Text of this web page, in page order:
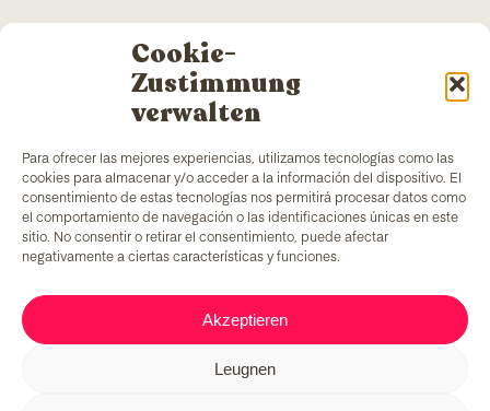
Cookie-
Zustimmung
verwalten
Para ofrecer las mejores experiencias, utilizamos tecnologías como las
cookies para almacenar y/o acceder a la información del dispositivo. El
consentimiento de estas tecnologías nos permitirá procesar datos como
el comportamiento de navegación o las identificaciones únicas en este
sitio. No consentir o retirar el consentimiento, puede afectar
negativamente a ciertas características y funciones.
Akzeptieren
Leugnen
TColorsverfügt über eine Farbenfabrik in
Barcelona und ein eigenes Labor zur Herstellung
von wasserbasierten Farben und Klebstoffen. Die
Produkte werden nachEN-71-Normhergestellt und
bieten einen einzigartigen Zusatz: die Schaffung von
C/ Fernando Pessoa, 54-64